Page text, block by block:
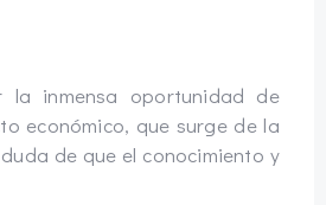
la inmensa oportunidad de
económico, que surge de la
de que el conocimiento y